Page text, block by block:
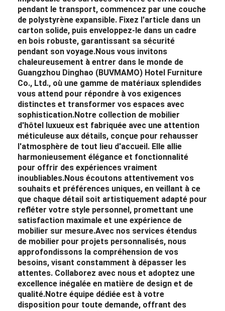
pendant le transport, commencez par une couche
de polystyrène expansible. Fixez l'article dans un
carton solide, puis enveloppez-le dans un cadre
en bois robuste, garantissant sa sécurité
pendant son voyage.Nous vous invitons
chaleureusement à entrer dans le monde de
Guangzhou Dinghao (BUVMAMO) Hotel Furniture
Co., Ltd., où une gamme de matériaux splendides
vous attend pour répondre à vos exigences
distinctes et transformer vos espaces avec
sophistication.Notre collection de mobilier
d'hôtel luxueux est fabriquée avec une attention
méticuleuse aux détails, conçue pour rehausser
l'atmosphère de tout lieu d'accueil. Elle allie
harmonieusement élégance et fonctionnalité
pour offrir des expériences vraiment
inoubliables.Nous écoutons attentivement vos
souhaits et préférences uniques, en veillant à ce
que chaque détail soit artistiquement adapté pour
refléter votre style personnel, promettant une
satisfaction maximale et une expérience de
mobilier sur mesure.Avec nos services étendus
de mobilier pour projets personnalisés, nous
approfondissons la compréhension de vos
besoins, visant constamment à dépasser les
attentes. Collaborez avec nous et adoptez une
excellence inégalée en matière de design et de
qualité.Notre équipe dédiée est à votre
disposition pour toute demande, offrant des